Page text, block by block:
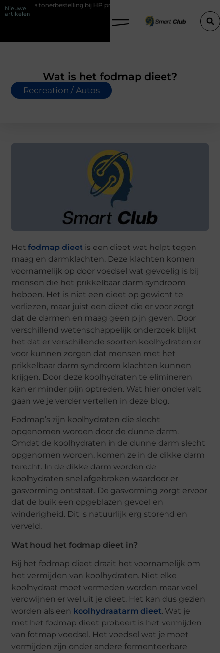
Nieuwe
artikelen
bij HP printers Onzichtbare sokken met maximaal
Wat is het fodmap dieet?
Recreation / Autos
Hetfodmap dieet is een dieet wat helpt tegen
maag en darmklachten. Deze klachten komen
voornamelijk op door voedsel wat gevoelig is bij
mensen die het prikkelbaar darm syndroom
hebben. Het is niet een dieet op gewicht te
verliezen, maar juist een dieet die er voor zorgt
dat de darmen en maag geen pijn geven. Door
verschillend wetenschappelijk onderzoek blijkt
het dat er verschillende soorten koolhydraten er
voor kunnen zorgen dat mensen met het
prikkelbaar darm syndroom klachten kunnen
krijgen. Door deze koolhydraten te elimineren
kan er minder pijn optreden. Wat hier onder valt
gaan we je verder vertellen in deze blog.
Fodmap’s zijn koolhydraten die slecht
opgenomen worden door de dunne darm.
Omdat de koolhydraten in de dunne darm slecht
opgenomen worden, komen ze in de dikke darm
terecht. In de dikke darm worden de
koolhydraten snel afgebroken waardoor er
gasvorming ontstaat. De gasvorming zorgt ervoor
dat de buik een opgeblazen gevoel en
winderigheid. Dit is natuurlijk erg storend en
verveld.
Wat houd het fodmap dieet in?
Bij het fodmap dieet draait het voornamelijk om
het vermijden van koolhydraten. Niet elke
koolhydraat moet vermeden worden maar veel
verdwijnen er wel uit je dieet. Het kan dus gezien
worden als een koolhydraatarm dieet. Wat je
met het fodmap dieet probeert is het vermijden
van fotmap voedsel. Het voedsel wat je moet
vermijden zijn onder andere fermenteerbare